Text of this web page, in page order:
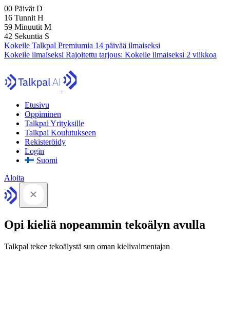
00 Päivät D
16 Tunnit H
59 Minuutit M
41 Sekuntia S
Kokeile Talkpal Premiumia 14 päivää ilmaiseksi
Kokeile ilmaiseksi Rajoitettu tarjous: Kokeile ilmaiseksi 2 viikkoa
Etusivu
Oppiminen
Talkpal Yrityksille
Talkpal Koulutukseen
Rekisteröidy
Login
Suomi
Aloita
Opi kieliä nopeammin tekoälyn avulla
Talkpal tekee tekoälystä sun oman kielivalmentajan